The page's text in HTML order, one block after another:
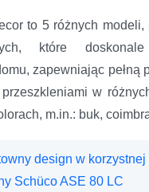
to 5 różnych modeli,
które doskonale
zapewniając pełną
w
m.in.: buk,
design w
Schüco ASE 80 LC